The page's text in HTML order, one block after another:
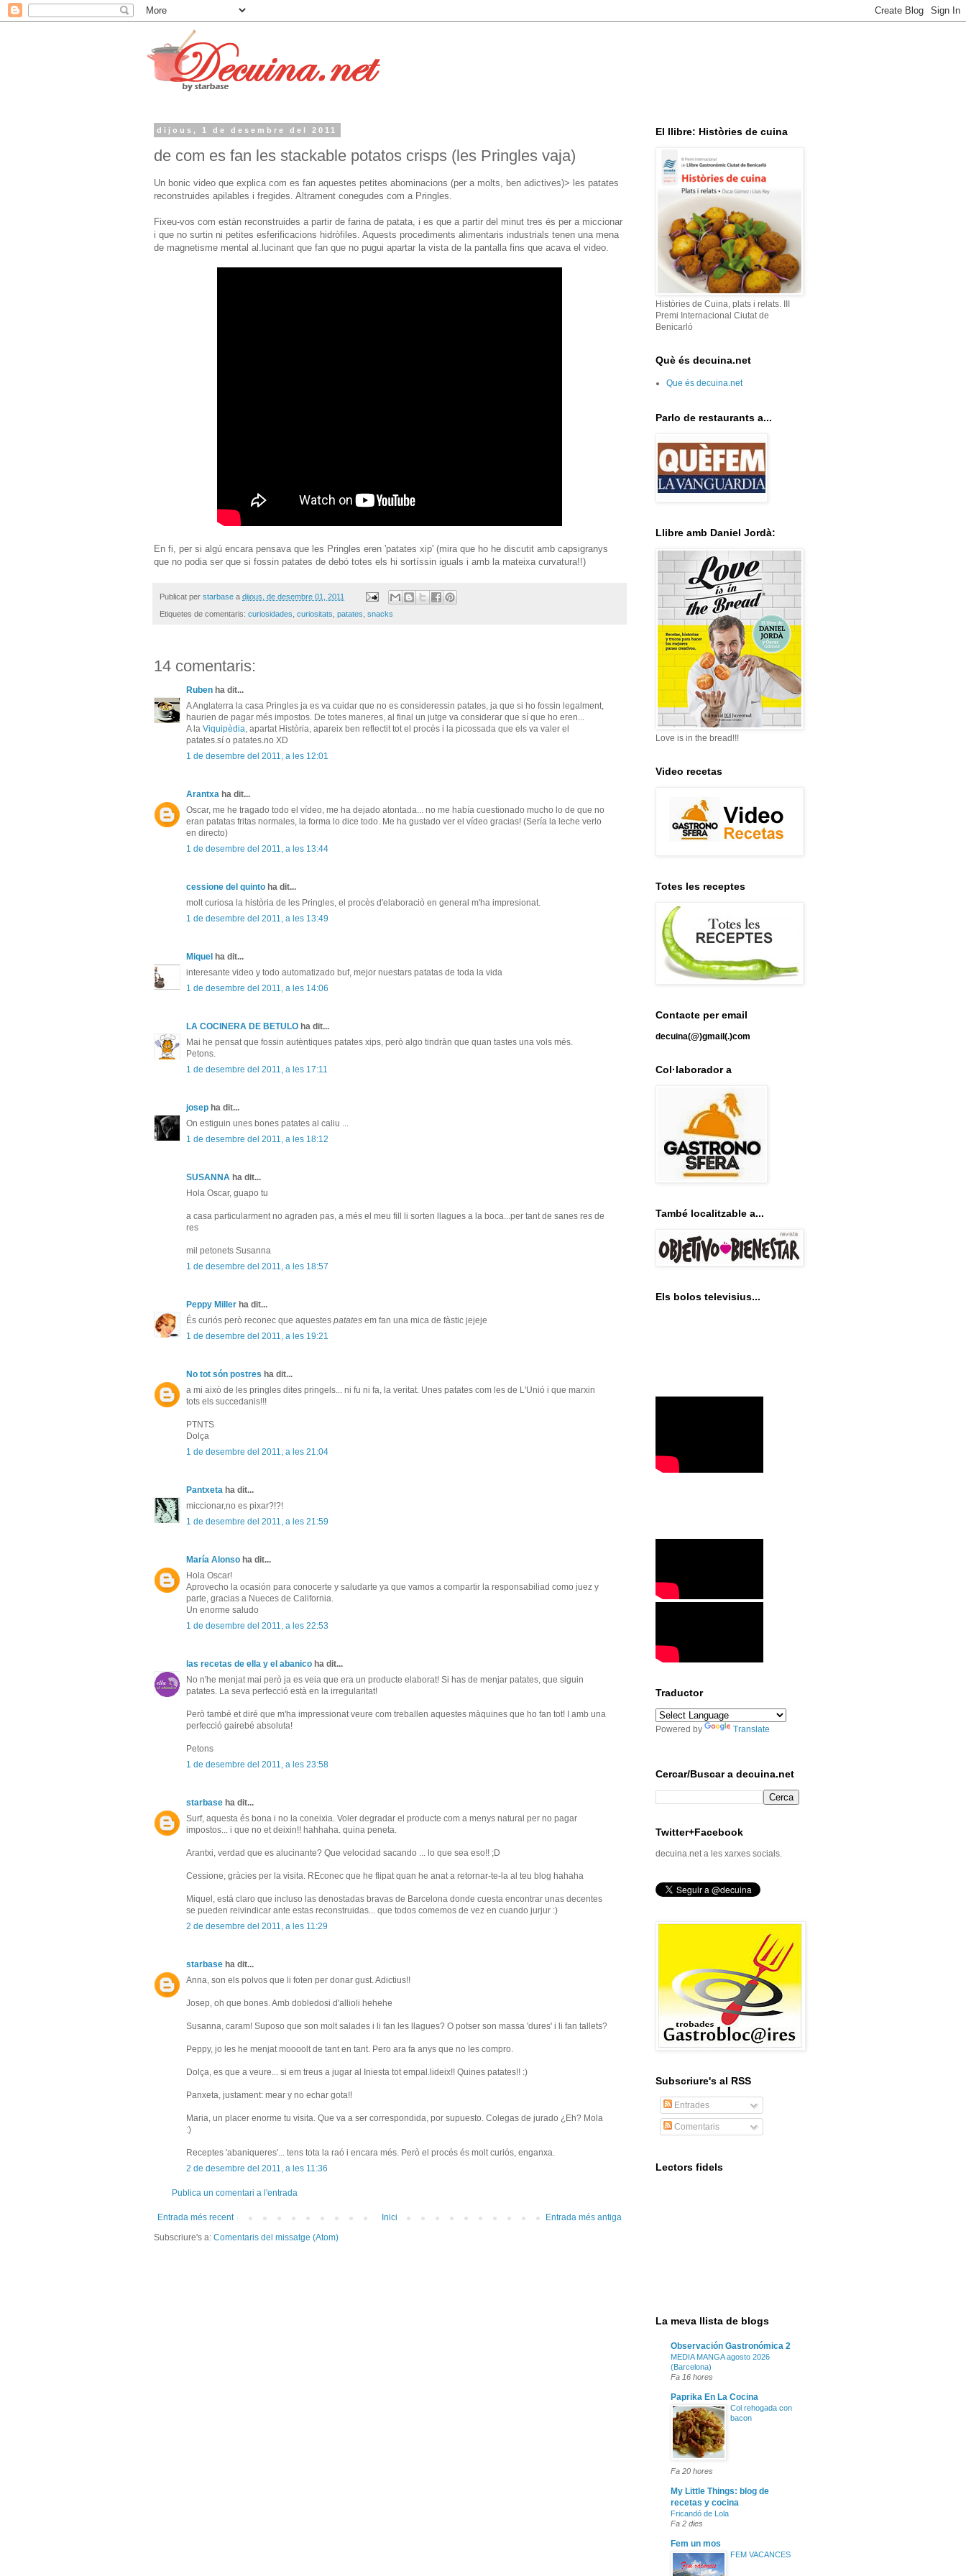
dijous, 1 de desembre del 2011
de com es fan les stackable potatos crisps (les Pringles vaja)
Un bonic video que explica com es fan aquestes petites abominacions (per a molts, ben adictives)> les patates
reconstruides apilables i fregides. Altrament conegudes com a Pringles.
Fixeu-vos com estàn reconstruides a partir de farina de patata, i es que a partir del minut tres és per a miccionar
i que no surtin ni petites esferificacions hidròfiles. Aquests procediments alimentaris industrials tenen una mena
de magnetisme mental al.lucinant que fan que no pugui apartar la vista de la pantalla fins que acava el video.
En fi, per si algú encara pensava que les Pringles eren 'patates xip' (mira que ho he discutit amb capsigranys
que no podia ser que si fossin patates de debó totes els hi sortíssin iguals i amb la mateixa curvatura!!)
Publicat per starbase a dijous, de desembre 01, 2011
Etiquetes de comentaris: curiosidades curiositats patates snacks
14 comentaris:
Ruben ha dit...
A Anglaterra la casa Pringles ja es va cuidar que no es consideressin patates, ja que si ho fossin legalment,
haurien de pagar més impostos. De totes maneres, al final un jutge va considerar que sí que ho eren...
A la Viquipèdia, apartat Història, apareix ben reflectit tot el procés i la picossada que els va valer el
patates.sí o patates.no XD
1 de desembre del 2011, a les 12:01
Arantxa ha dit...
Oscar, me he tragado todo el vídeo, me ha dejado atontada... no me había cuestionado mucho lo de que no
eran patatas fritas normales, la forma lo dice todo. Me ha gustado ver el vídeo gracias! (Sería la leche verlo
en directo)
1 de desembre del 2011, a les 13:44
cessione del quinto ha dit...
molt curiosa la història de les Pringles, el procès d'elaboraciò en general m'ha impresionat.
1 de desembre del 2011, a les 13:49
Miquel ha dit...
interesante video y todo automatizado buf, mejor nuestars patatas de toda la vida
1 de desembre del 2011, a les 14:06
LA COCINERA DE BETULO ha dit...
Mai he pensat que fossin autèntiques patates xips, però algo tindràn que quan tastes una vols més.
Petons.
1 de desembre del 2011, a les 17:11
josep ha dit...
On estiguin unes bones patates al caliu ...
1 de desembre del 2011, a les 18:12
SUSANNA ha dit...
Hola Oscar, guapo tu
a casa particularment no agraden pas, a més el meu fill li sorten llagues a la boca...per tant de sanes res de
res
mil petonets Susanna
1 de desembre del 2011, a les 18:57
Peppy Miller ha dit...
És curiós però reconec que aquestes patates em fan una mica de fàstic jejeje
1 de desembre del 2011, a les 19:21
No tot són postres ha dit...
a mi això de les pringles dites pringels... ni fu ni fa, la veritat. Unes patates com les de L'Unió i que marxin
tots els succedanis!!!
PTNTS
Dolça
1 de desembre del 2011, a les 21:04
Pantxeta ha dit...
miccionar,no es pixar?!?!
1 de desembre del 2011, a les 21:59
María Alonso ha dit...
Hola Oscar!
Aprovecho la ocasión para conocerte y saludarte ya que vamos a compartir la responsabiliad como juez y
parte, gracias a Nueces de California.
Un enorme saludo
1 de desembre del 2011, a les 22:53
las recetas de ella y el abanico ha dit...
No n'he menjat mai però ja es veia que era un producte elaborat! Si has de menjar patates, que siguin
patates. La seva perfecció està en la irregularitat!
Però també et diré que m'ha impressionat veure com treballen aquestes màquines que ho fan tot! I amb una
perfecció gairebé absoluta!
Petons
1 de desembre del 2011, a les 23:58
starbase ha dit...
Surf, aquesta és bona i no la coneixia. Voler degradar el producte com a menys natural per no pagar
impostos... i que no et deixin!! hahhaha. quina peneta.
Arantxi, verdad que es alucinante? Que velocidad sacando ... lo que sea eso!! ;D
Cessione, gràcies per la visita. REconec que he flipat quan he anat a retornar-te-la al teu blog hahaha
Miquel, está claro que incluso las denostadas bravas de Barcelona donde cuesta encontrar unas decentes
se pueden reivindicar ante estas reconstruidas... que todos comemos de vez en cuando jurjur :)
2 de desembre del 2011, a les 11:29
starbase ha dit...
Anna, son els polvos que li foten per donar gust. Adictius!!
Josep, oh que bones. Amb dobledosi d'allioli hehehe
Susanna, caram! Suposo que son molt salades i li fan les llagues? O potser son massa 'dures' i li fan tallets?
Peppy, jo les he menjat moooolt de tant en tant. Pero ara fa anys que no les compro.
Dolça, es que a veure... si em treus a jugar al Iniesta tot empal.lideix!! Quines patates!! :)
Panxeta, justament: mear y no echar gota!!
Maria, un placer enorme tu visita. Que va a ser correspondida, por supuesto. Colegas de jurado ¿Eh? Mola
:)
Receptes 'abaniqueres'... tens tota la raó i encara més. Però el procés és molt curiós, enganxa.
2 de desembre del 2011, a les 11:36
Publica un comentari a l'entrada
Entrada més recent Entrada més antiga
Inici
Subscriure's a: Comentaris del missatge (Atom)
El llibre: Històries de cuina
Històries de Cuina, plats i relats. III
Premi Internacional Ciutat de
Benicarló
Què és decuina.net
Que és decuina.net
Parlo de restaurants a...
Llibre amb Daniel Jordà:
Love is in the bread!!!
Video recetas
Totes les receptes
Contacte per email
decuina(@)gmail(.)com
Col·laborador a
També localitzable a...
Els bolos televisius...
Traductor
Powered by Translate
Cercar/Buscar a decuina.net
Twitter+Facebook
decuina.net a les xarxes socials.
Subscriure's al RSS
Entrades
Comentaris
Lectors fidels
La meva llista de blogs
Observación Gastronómica 2
MEDIA MANGA agosto 2026
(Barcelona)
Fa 16 hores
Paprika En La Cocina
Col rehogada con
bacon
Fa 20 hores
My Little Things: blog de
recetas y cocina
Fricandó de Lola
Fa 2 dies
Fem un mos
FEM VACANCES